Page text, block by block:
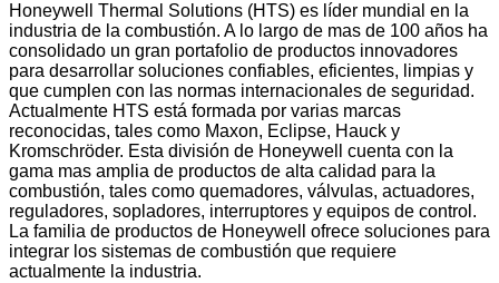
Honeywell Thermal Solutions (HTS) es líder mundial en la
industria de la combustión. A lo largo de mas de 100 años ha
consolidado un gran portafolio de productos innovadores
para desarrollar soluciones confiables, eficientes, limpias y
que cumplen con las normas internacionales de seguridad.
Actualmente HTS está formada por varias marcas
reconocidas, tales como Maxon, Eclipse, Hauck y
Kromschröder. Esta división de Honeywell cuenta con la
gama mas amplia de productos de alta calidad para la
combustión, tales como quemadores, válvulas, actuadores,
reguladores, sopladores, interruptores y equipos de control.
La familia de productos de Honeywell ofrece soluciones para
integrar los sistemas de combustión que requiere
actualmente la industria.